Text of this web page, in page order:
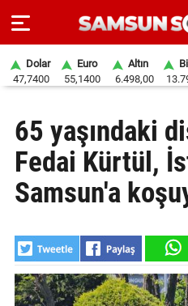
SAYFA
SAMSUN
HABER
GÜNDEM
SİYASET
Dolar
47,7400
Euro
55,1400
Altın
6.498,00
65 yaşındaki
Fedai Kürtül,
Samsun'a